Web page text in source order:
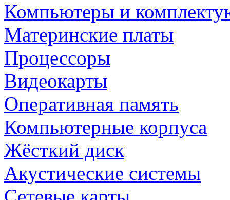
Компьютеры и
Материнские платы
Процессоры
Видеокарты
Оперативная память
Компьютерные корпуса
Жёсткий диск
Акустические системы